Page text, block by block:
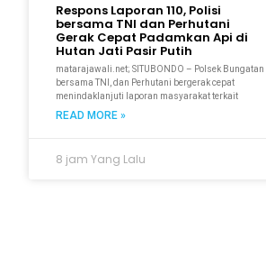
Respons Laporan 110, Polisi
bersama TNI dan Perhutani
Gerak Cepat Padamkan Api di
Hutan Jati Pasir Putih
matarajawali.net; SITUBONDO – Polsek Bungatan
bersama TNI, dan Perhutani bergerak cepat
menindaklanjuti laporan masyarakat terkait
READ MORE »
8 jam Yang Lalu